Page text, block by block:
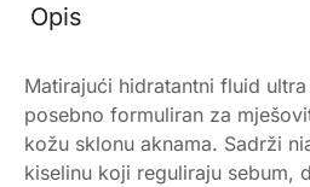
Opis
Matirajući hidratantni fluid
posebno formuliran za
kožu sklonu aknama. Sadrži
kiselinu koji reguliraju sebum,